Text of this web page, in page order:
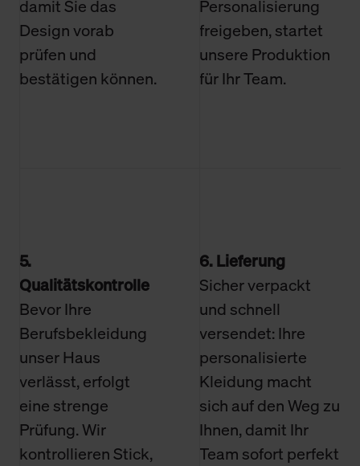
damit Sie das
Design vorab
prüfen und
bestätigen können.
Personalisierung
freigeben, startet
unsere Produktion
für Ihr Team.
5.
Qualitätskontrolle
Bevor Ihre
Berufsbekleidung
unser Haus
verlässt, erfolgt
eine strenge
Prüfung. Wir
kontrollieren Stick,
6. Lieferung
Sicher verpackt
und schnell
versendet: Ihre
personalisierte
Kleidung macht
sich auf den Weg zu
Ihnen, damit Ihr
Team sofort perfekt